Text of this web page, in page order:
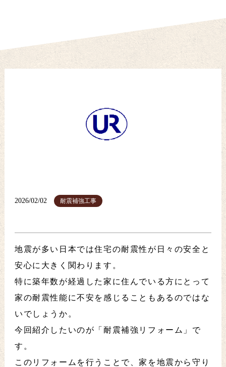
2026/02/02 耐震補強工事
地震が多い日本では住宅の耐震性が日々の安全と
安心に大きく関わります。
特に築年数が経過した家に住んでいる方にとって
家の耐震性能に不安を感じることもあるのではな
いでしょうか。
今回紹介したいのが「耐震補強リフォーム」で
す。
このリフォームを行うことで、家を地震から守り